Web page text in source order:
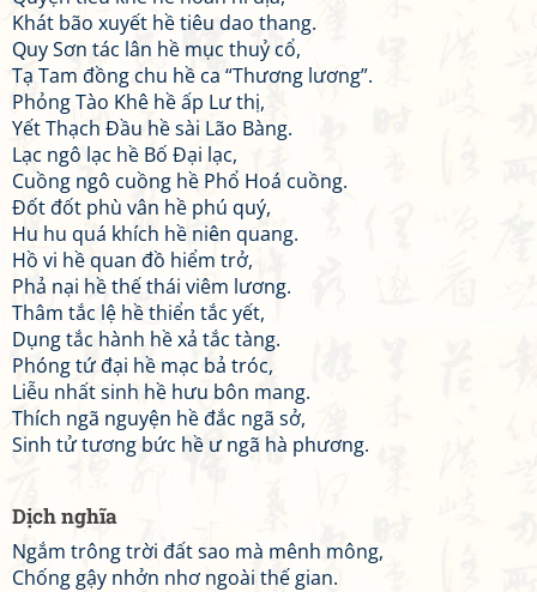
Khát bão xuyết hề tiêu dao thang.
Quy Sơn tác lân hề mục thuỷ cổ,
Tạ Tam đồng chu hề ca “Thương lương”.
Phỏng Tào Khê hề ấp Lư thị,
Yết Thạch Đầu hề sài Lão Bàng.
Lạc ngô lạc hề Bố Đại lạc,
Cuồng ngô cuồng hề Phổ Hoá cuồng.
Đốt đốt phù vân hề phú quý,
Hu hu quá khích hề niên quang.
Hồ vi hề quan đồ hiểm trở,
Phả nại hề thế thái viêm lương.
Thâm tắc lệ hề thiển tắc yết,
Dụng tắc hành hề xả tắc tàng.
Phóng tứ đại hề mạc bả tróc,
Liễu nhất sinh hề hưu bôn mang.
Thích ngã nguyện hề đắc ngã sở,
Sinh tử tương bức hề ư ngã hà phương.
Dịch nghĩa
Ngắm trông trời đất sao mà mênh mông,
Chống gậy nhởn nhơ ngoài thế gian.